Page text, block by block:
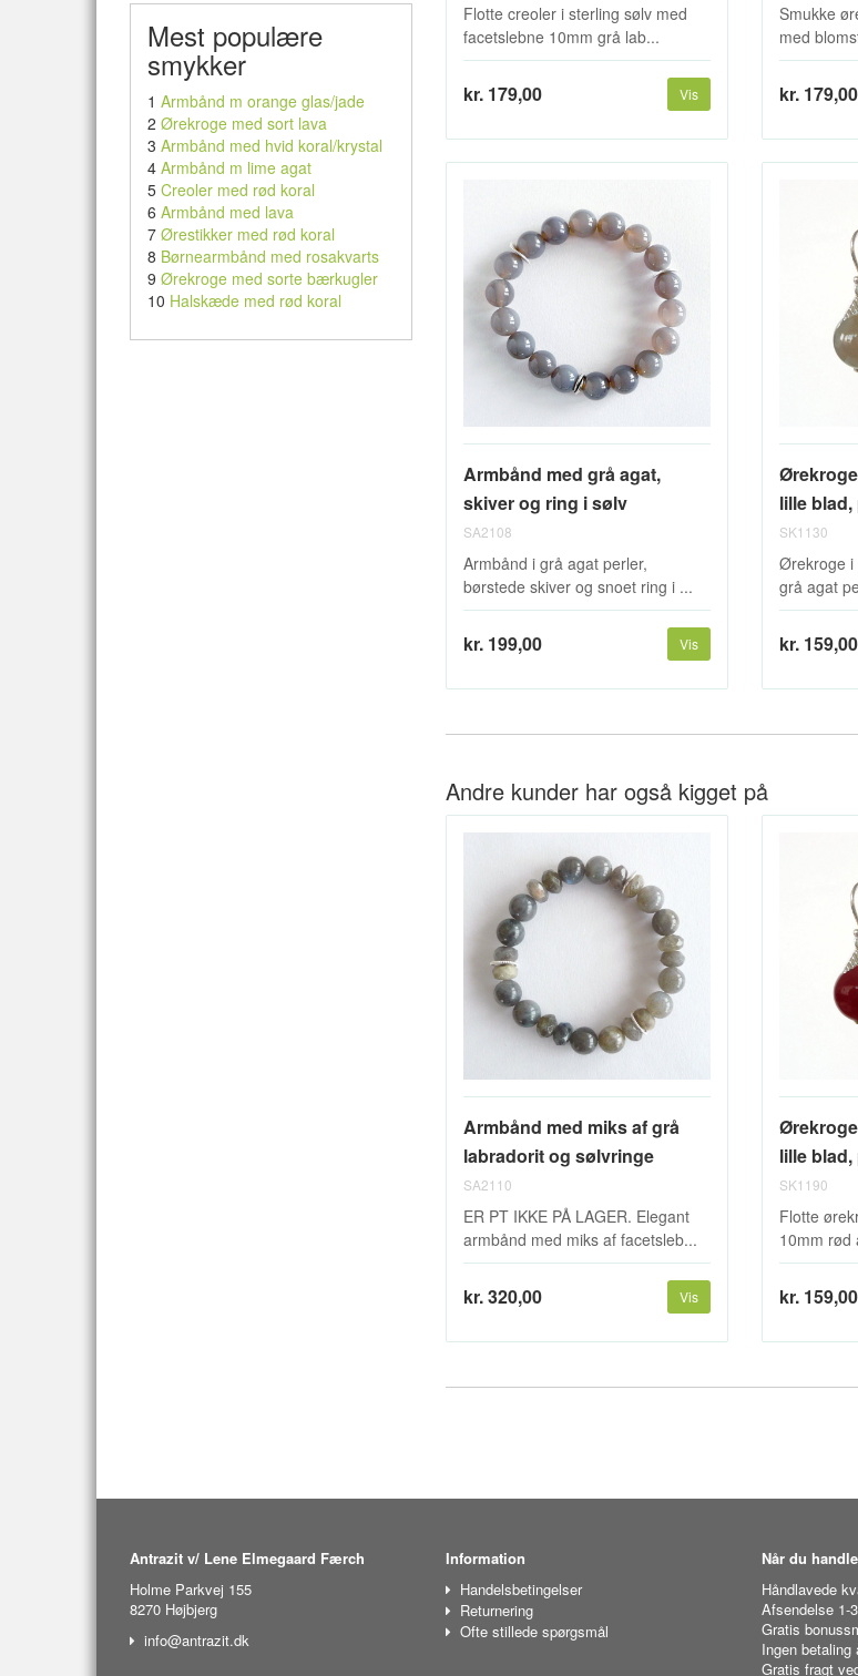
Mest populære
smykker
1 Armbånd m orange glas/jade
2 Ørekroge med sort lava
3 Armbånd med hvid koral/krystal
4 Armbånd m lime agat
5 Creoler med rød koral
6 Armbånd med lava
7 Ørestikker med rød koral
8 Børnearmbånd med rosakvarts
9 Ørekroge med sorte bærkugler
10 Halskæde med rød koral
Flotte creoler i sterling sølv med
facetslebne 10mm grå lab...
kr. 179,00 Vis
Smukke
med
kr. 179,00
Armbånd med grå agat,
skiver og ring i sølv
SA2108
Armbånd i grå agat perler,
børstede skiver og snoet ring i ...
kr. 199,00 Vis
lille blad,
SK1130
Ørekroge i
grå agat
kr. 159,00
Andre kunder har også kigget på
Armbånd med miks af grå
labradorit og sølvringe
SA2110
ER PT IKKE PÅ LAGER. Elegant
armbånd med miks af facetsleb...
kr. 320,00 Vis
lille blad,
SK1190
Flotte
10mm rød
kr. 159,00
Antrazit v/ Lene Elmegaard Færch
Holme Parkvej 155
8270 Højbjerg
info@antrazit.dk
Information
Handelsbetingelser
Returnering
Ofte stillede spørgsmål
Når du
Håndlavede
Afsendelse 1-
Gratis
Ingen betaling
Gratis fragt